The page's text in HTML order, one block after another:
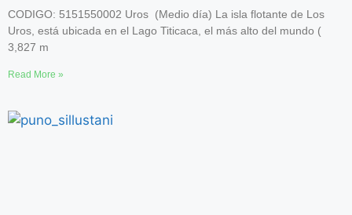
CODIGO: 5151550002 Uros (Medio día) La isla flotante de Los
Uros, está ubicada en el Lago Titicaca, el más alto del mundo (
3,827 m
Read More »